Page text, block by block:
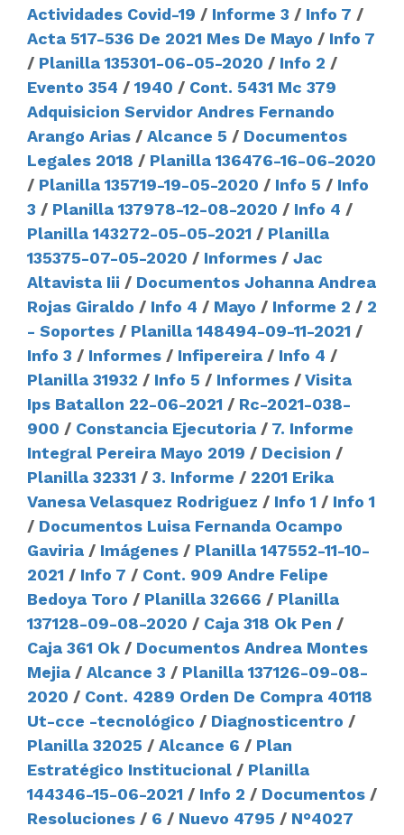
Actividades Covid-19 / Informe 3 / Info 7 /
Acta 517-536 De 2021 Mes De Mayo / Info 7
/ Planilla 135301-06-05-2020 / Info 2 /
Evento 354 / 1940 / Cont. 5431 Mc 379
Adquisicion Servidor Andres Fernando
Arango Arias / Alcance 5 / Documentos
Legales 2018 / Planilla 136476-16-06-2020
/ Planilla 135719-19-05-2020 / Info 5 / Info
3 / Planilla 137978-12-08-2020 / Info 4 /
Planilla 143272-05-05-2021 / Planilla
135375-07-05-2020 / Informes / Jac
Altavista Iii / Documentos Johanna Andrea
Rojas Giraldo / Info 4 / Mayo / Informe 2 / 2
- Soportes / Planilla 148494-09-11-2021 /
Info 3 / Informes / Infipereira / Info 4 /
Planilla 31932 / Info 5 / Informes /Visita
Ips Batallon 22-06-2021 / Rc-2021-038-
900 / Constancia Ejecutoria / 7. Informe
Integral Pereira Mayo 2019 / Decision /
Planilla 32331 / 3. Informe / 2201 Erika
Vanesa Velasquez Rodriguez / Info 1 / Info 1
/ Documentos Luisa Fernanda Ocampo
Gaviria / Imágenes / Planilla 147552-11-10-
2021 / Info 7 / Cont. 909 Andre Felipe
Bedoya Toro / Planilla 32666 / Planilla
137128-09-08-2020 / Caja 318 Ok Pen /
Caja 361 Ok / Documentos Andrea Montes
Mejia / Alcance 3 / Planilla 137126-09-08-
2020 / Cont. 4289 Orden De Compra 40118
Ut-cce -tecnológico / Diagnosticentro /
Planilla 32025 / Alcance 6 / Plan
Estratégico Institucional / Planilla
144346-15-06-2021 / Info 2 / Documentos /
Resoluciones / 6 / Nuevo 4795 / N°4027